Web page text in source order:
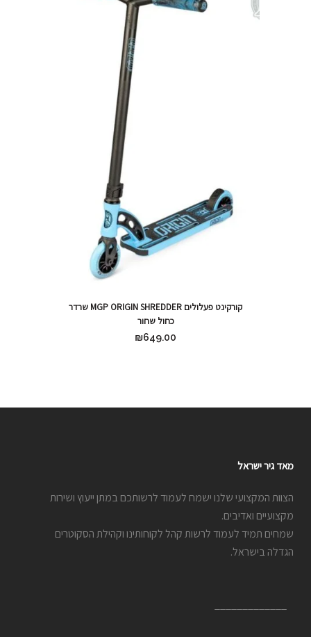
קורקינט פעלולים MGP ORIGIN SHREDDER שרדר
כחול שחור
₪649.00
מאד גיר ישראל
הצוות המקצועי שלנו ישמח לעמוד לרשותכם במתן ייעוץ ושירות
מקצועיים ואדיבים.
שמחים תמיד לעמוד לרשות קהל לקוחותינו וקהילת הסקוטרים
הגדלה בישראל.